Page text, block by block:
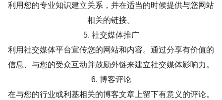
利用您的专业知识建立关系，并在适当的时候提供与您网站
相关的链接。
5. 社交媒体推广
利用社交媒体平台宣传您的网站和内容。通过分享有价值的
信息、与您的受众互动并鼓励外链来建立社交媒体影响力。
6. 博客评论
在与您的行业或利基相关的博客文章上留下有意义的评论。